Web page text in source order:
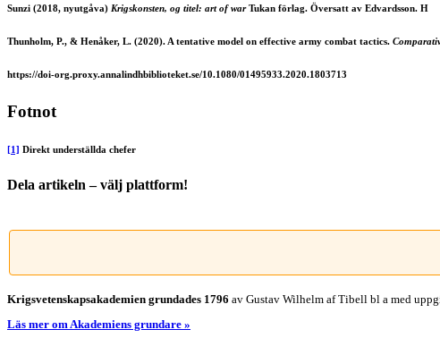
Sunzi (2018, nyutgåva) Krigskonsten, og titel: art of warTukan förlag. Översatt av Edvardsson. H
Thunholm, P., & Henåker, L. (2020). A tentative model on effective army combat tactics.
https://doi-org.proxy.annalindhbiblioteket.se/10.1080/01495933.2020.1803713
Fotnot
[1] Direkt underställda chefer
Dela artikeln – välj plattform!
post
Krigsvetenskap­sakademien grundades 1796 av Gustav Wilhelm af Tibell bl a med
Läs mer om Akademiens grundare »